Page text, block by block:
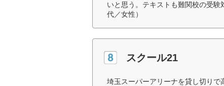
いと思う。テキストも難関校の受
代／女性）
スクール21
埼玉スーパーアリーナを貸し切り